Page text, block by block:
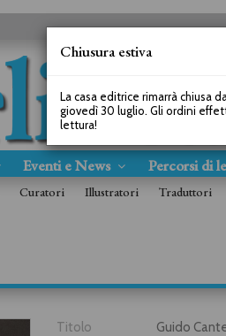
Eventi e News Percorsi di
Curatori Illustratori Traduttori
Titolo
Guido
Chiusura estiva
La casa editrice rimarrà chiusa
giovedì 30 luglio. Gli ordini
lettura!